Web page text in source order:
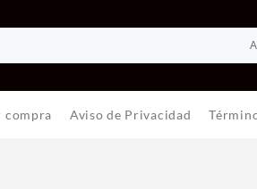
compra Aviso de Privacidad